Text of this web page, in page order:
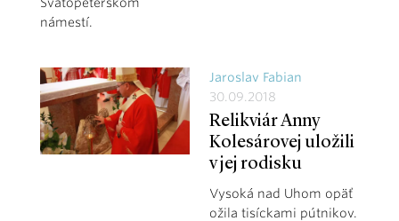
námestí.
Jaroslav Fabian
30.09.2018
Relikviár Anny
Kolesárovej uložili
v jej rodisku
Vysoká nad Uhom opäť
ožila tisíckami pútnikov.